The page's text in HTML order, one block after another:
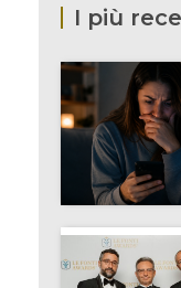
I più